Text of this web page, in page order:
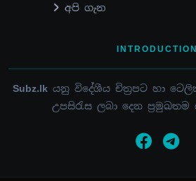
අපි ගැන
INTRODUCTION
Subz.lk යනු විදේශීය චිත්‍රපට හා
උපසිරැස ලබා දෙන